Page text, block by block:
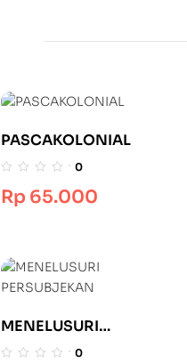
PASCAKOLONIAL
0
Rp 65.000
MENELUSURI
PERSUBJEKAN
0